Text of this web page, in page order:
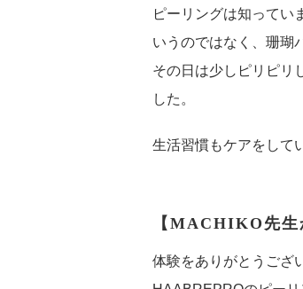
ピーリングは知ってい
いうのではなく、珊瑚
その日は少しピリピリ
した。
生活習慣もケアをして
【MACHIKO先生
体験をありがとうござ